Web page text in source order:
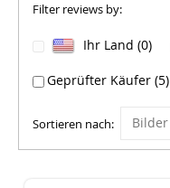
Filter reviews by:
Ihr Land (0)
Geprüfter Käufer (5)
Sortieren nach